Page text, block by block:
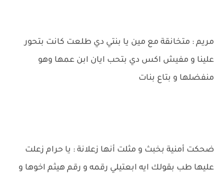
مريم : متخانقة مع مين يا بنتي دي طلعت كانت بتحور
علينا و مفيش اكس دي بتحب ايان ابن عمها وهو
منفضلها و بتاع بنات
ضحكت أمنية بخبث و مثلت أنها زعلانة : يا حرام زعلت
عليها طب بقولك ايه ابعتيلي رقمه و رقم هيثم اخوها و